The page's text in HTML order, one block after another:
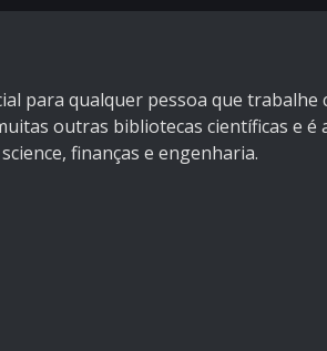
para qualquer pessoa que trabalhe
outras bibliotecas científicas e
finanças e engenharia.